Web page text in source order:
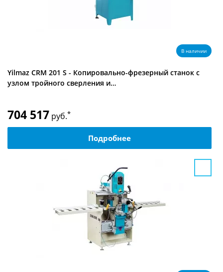
В наличии
Yilmaz CRM 201 S - Копировально-фрезерный станок с
узлом тройного сверления и…
704 517 руб.*
Подробнее